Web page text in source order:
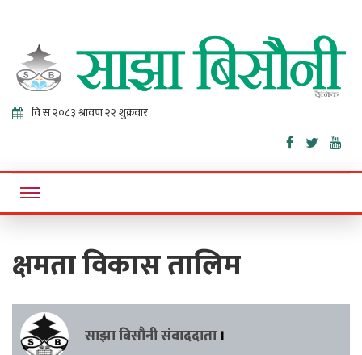
Sajha
Bisaunee
Online News Portal
क्षमता विकास तालिम
साझा बिसौनी संवाददाता ।